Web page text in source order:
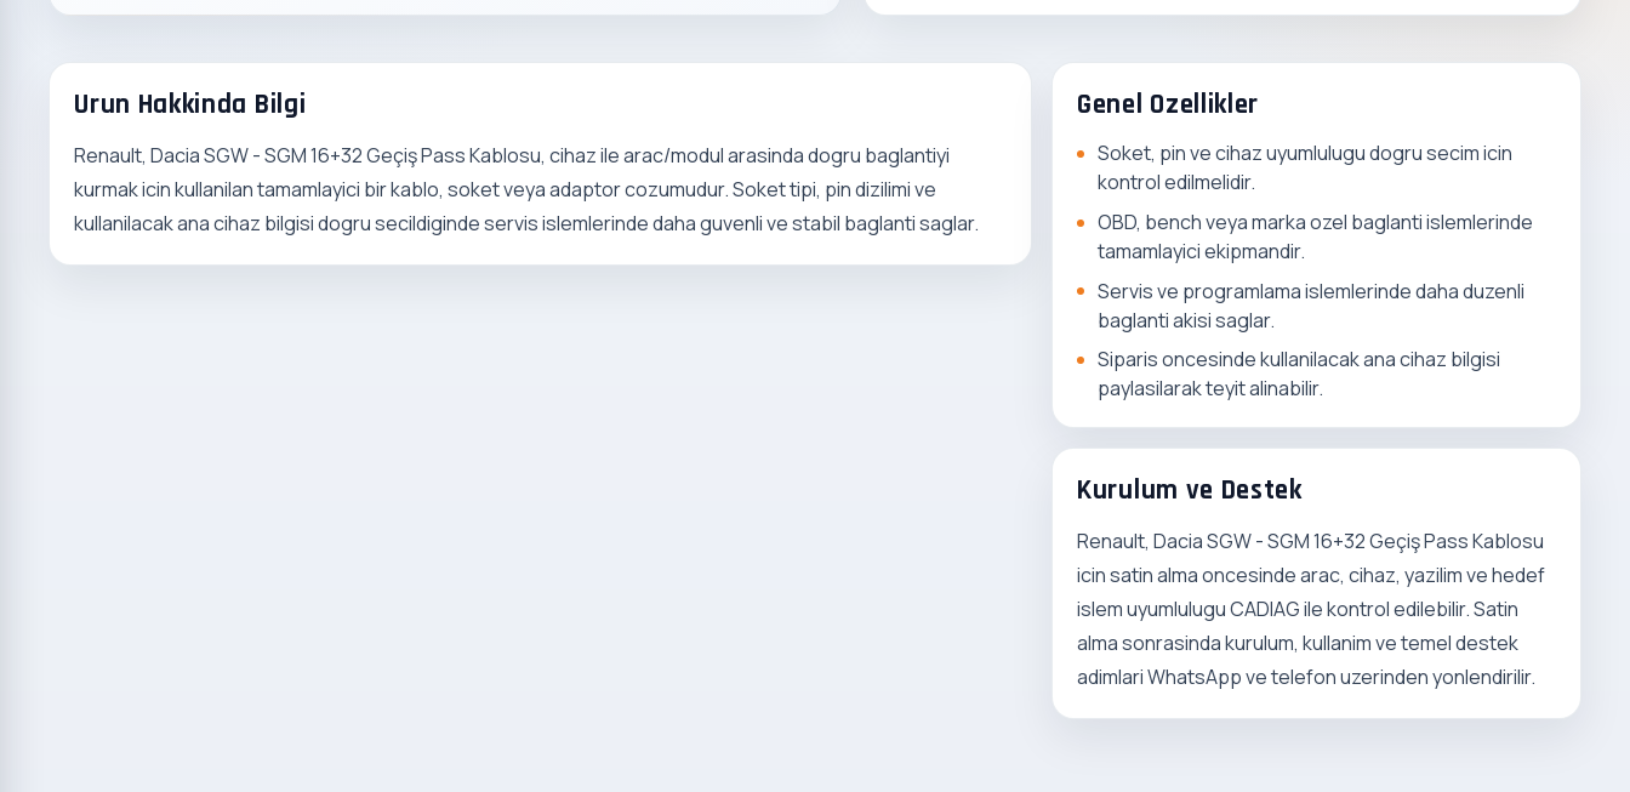
Urun Hakkinda Bilgi
Renault, Dacia SGW - SGM 16+32 Geçiş Pass Kablosu, cihaz ile arac/modul arasinda dogru baglantiyi
kurmak icin kullanilan tamamlayici bir kablo, soket veya adaptor cozumudur. Soket tipi, pin dizilimi ve
kullanilacak ana cihaz bilgisi dogru secildiginde servis islemlerinde daha guvenli ve stabil baglanti saglar.
Genel Ozellikler
Soket, pin ve cihaz uyumlulugu dogru secim icin
kontrol edilmelidir.
OBD, bench veya marka ozel baglanti islemlerinde
tamamlayici ekipmandir.
Servis ve programlama islemlerinde daha duzenli
baglanti akisi saglar.
Siparis oncesinde kullanilacak ana cihaz bilgisi
paylasilarak teyit alinabilir.
Kurulum ve Destek
Renault, Dacia SGW - SGM 16+32 Geçiş Pass Kablosu
icin satin alma oncesinde arac, cihaz, yazilim ve hedef
islem uyumlulugu CADIAG ile kontrol edilebilir. Satin
alma sonrasinda kurulum, kullanim ve temel destek
adimlari WhatsApp ve telefon uzerinden yonlendirilir.